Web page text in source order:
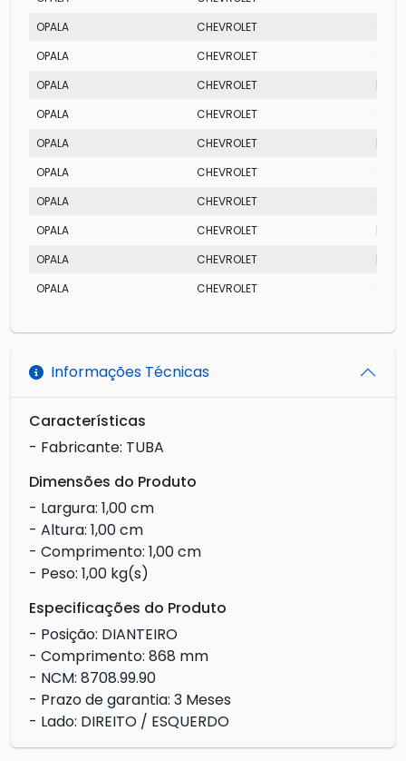
OPALA
CHEVROLET
OPALA
CHEVROLET
SS
OPALA
CHEVROLET
OPALA
CHEVROLET
SS
OPALA
CHEVROLET
OPALA
CHEVROLET
OPALA
CHEVROLET
OPALA
CHEVROLET
OPALA
CHEVROLET
OPALA
CHEVROLET SS
Informações Técnicas
Características
- Fabricante: TUBA
Dimensões do Produto
- Largura: 1,00 cm
- Altura: 1,00 cm
- Comprimento: 1,00 cm
- Peso: 1,00 kg(s)
Especificações do Produto
- Posição: DIANTEIRO
- Comprimento: 868 mm
- NCM: 8708.99.90
- Prazo de garantia: 3 Meses
- Lado: DIREITO / ESQUERDO